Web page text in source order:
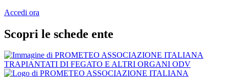
Accedi ora
Scopri le schede ente